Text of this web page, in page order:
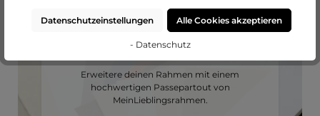
Passendes Passepartout?
Erweitere deinen Rahmen mit einem
hochwertigen Passepartout von
MeinLieblingsrahmen.
Datenschutzeinstellungen Alle Cookies akzeptieren
- Datenschutz